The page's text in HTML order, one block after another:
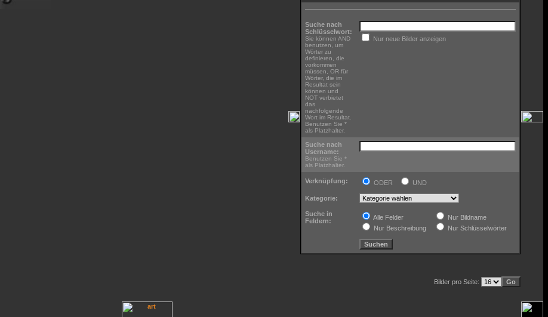
Suche nach
Schlüsselwort:
Sie können AND
benutzen, um
Wörter zu
definieren, die
vorkommen
müssen, OR für
Wörter, die im
Resultat sein
können und
NOT verbietet
das
nachfolgende
Wort im Resultat.
Benutzen Sie *
als Platzhalter.
Nur neue Bilder anzeigen
Suche nach
Username:
Benutzen Sie *
als Platzhalter.
Verknüpfung: ODER UND
Kategorie:
Suche in
Feldern:
Alle Felder
Nur Bildname
Nur Beschreibung
Nur Schlüsselwörter
Bilder pro Seite: